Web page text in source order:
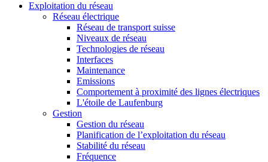
Exploitation du réseau
Réseau électrique
Réseau de transport suisse
Niveaux de réseau
Technologies de réseau
Interfaces
Maintenance
Emissions
Comportement à proximité des lignes électriques
L'étoile de Laufenburg
Gestion
Gestion du réseau
Planification de l’exploitation du réseau
Stabilité du réseau
Fréquence